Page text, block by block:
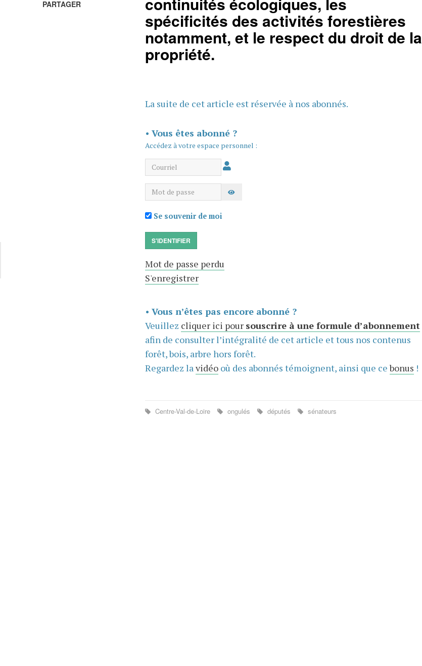
PARTAGER
spécificités des activités forestières
notamment, et le respect du droit de la
propriété.
La suite de cet article est réservée à nos abonnés.
• Vous êtes abonné ?
Accédez à votre espace personnel :
Courriel
Mot de passe AFFICHER LE MOT DE PASSE
Se souvenir de moi
S'IDENTIFIER
Mot de passe perdu
S'enregistrer
• Vous n’êtes pas encore abonné ?
Veuillez cliquer ici pour souscrire à une formule d’abonnement
afin de consulter l’intégralité de cet article et tous nos contenus
forêt, bois, arbre hors forêt.
Regardez la vidéooù des abonnés témoignent, ainsi que cebonus !
Centre-Val-de-Loire ongulés députés sénateurs